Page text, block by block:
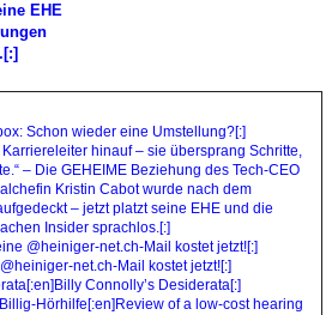
EHE
Schon wieder eine Umstellung?[:]
hinauf – sie übersprang Schritte,
– Die GEHEIME Beziehung des Tech-CEO
Kristin Cabot wurde nach dem
– jetzt platzt seine EHE und die
Insider sprachlos.[:]
@heiniger-net.ch-Mail kostet jetzt![:]
net.ch-Mail kostet jetzt![:]
Connolly’s Desiderata[:]
Hörhilfe[:en]Review of a low-cost hearing